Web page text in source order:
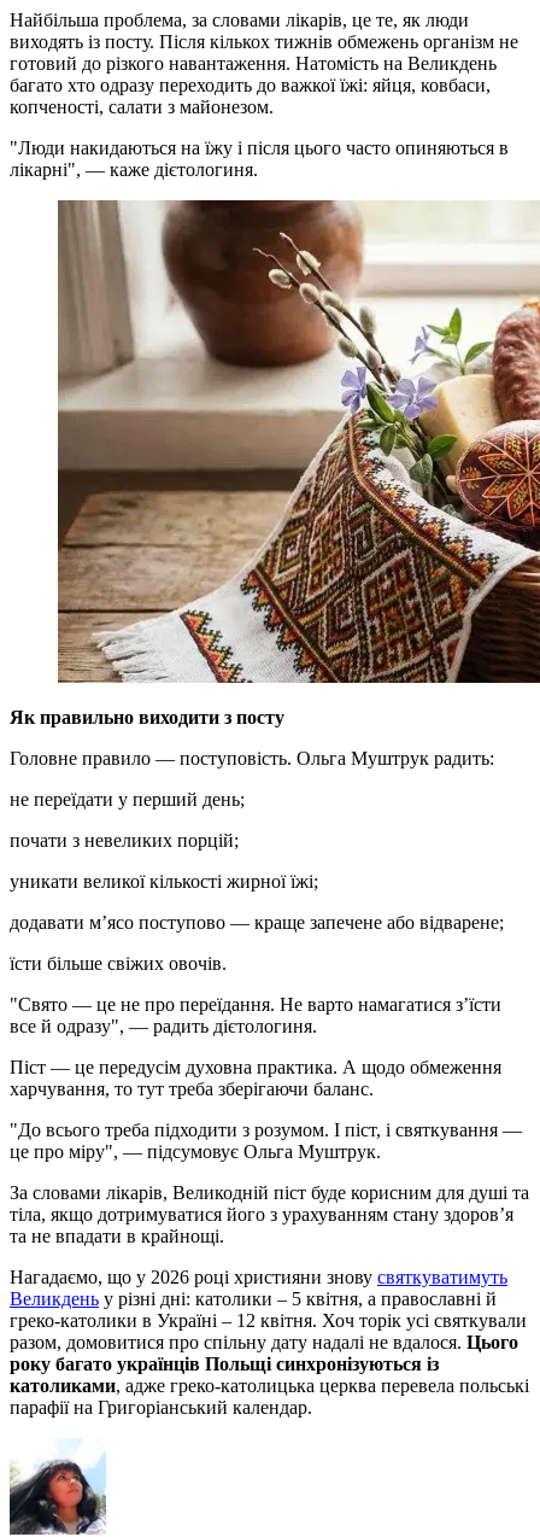
Найбільша проблема, за словами лікарів, це те, як люди
виходять із посту. Після кількох тижнів обмежень організм не
готовий до різкого навантаження. Натомість на Великдень
багато хто одразу переходить до важкої їжі: яйця, ковбаси,
копченості, салати з майонезом.
"Люди накидаються на їжу і після цього часто опиняються в
лікарні", — каже дієтологиня.
Як правильно виходити з посту
Головне правило — поступовість. Ольга Муштрук радить:
не переїдати у перший день;
почати з невеликих порцій;
уникати великої кількості жирної їжі;
додавати м’ясо поступово — краще запечене або відварене;
їсти більше свіжих овочів.
"Свято — це не про переїдання. Не варто намагатися з’їсти
все й одразу", — радить дієтологиня.
Піст — це передусім духовна практика. А щодо обмеження
харчування, то тут треба зберігаючи баланс.
"До всього треба підходити з розумом. І піст, і святкування —
це про міру", — підсумовує Ольга Муштрук.
За словами лікарів, Великодній піст буде корисним для душі та
тіла, якщо дотримуватися його з урахуванням стану здоров’я
та не впадати в крайнощі.
Нагадаємо, що у 2026 році християни знову святкуватимуть
Великдень у різні дні: католики – 5 квітня, а православні й
греко-католики в Україні – 12 квітня. Хоч торік усі святкували
разом, домовитися про спільну дату надалі не вдалося. Цього
року багато українців Польщі синхронізуються із
католиками, адже греко-католицька церква перевела польські
парафії на Григоріанський календар.